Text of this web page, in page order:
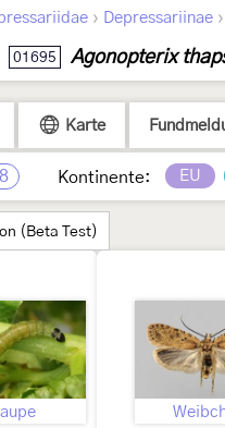
› Depressariinae
01695 Agonopterix
Karte
Kontinente: EU
(Beta Test)